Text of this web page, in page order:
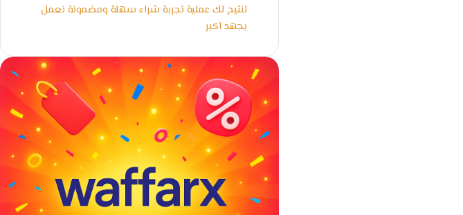
لنتيح لك عملية تجربة شراء سهلة ومضمونة نعمل
بجهد اكبر